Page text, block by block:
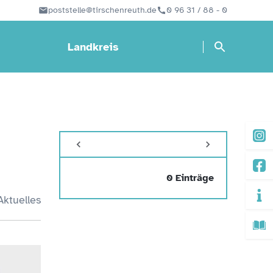
poststelle@tirschenreuth.de 0 96 31 / 88 - 0
Landkreis
0 Einträge